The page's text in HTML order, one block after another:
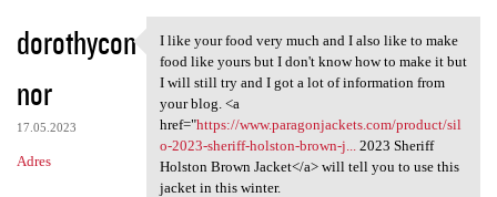
dorothycon
nor
17.05.2023
Adres
I like your food very much
I like your food very much and I also like to make
food like yours but I don't know how to make it but
I will still try and I got a lot of information from
your blog. <a
href="https://www.paragonjackets.com/product/sil
o-2023-sheriff-holston-brown-j...2023 Sheriff
Holston Brown Jacket</a> will tell you to use this
jacket in this winter.